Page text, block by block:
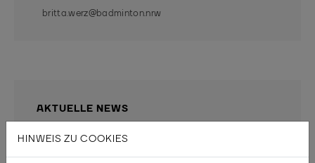
britta.werz@badminton.nrw
AKTUELLE NEWS
04.08.2026Erstellt von
HINWEIS ZU COOKIES